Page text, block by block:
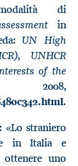
di
in
UN High
, UNHCR
of the
.
«Lo straniero
in Italia e
ottenere uno